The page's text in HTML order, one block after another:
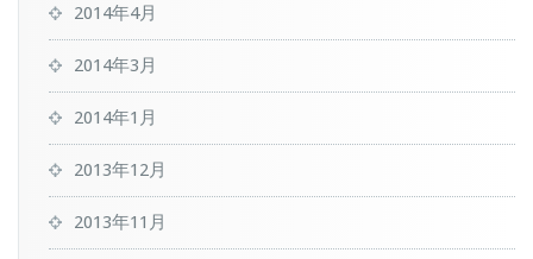
2014年4月
2014年3月
2014年1月
2013年12月
2013年11月